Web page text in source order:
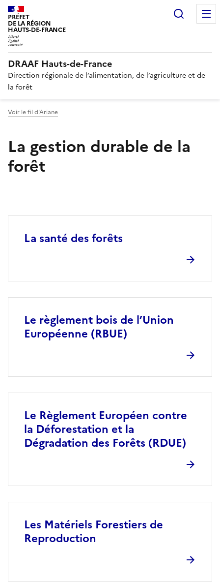
PRÉFET
DE LA RÉGION
HAUTS-DE-FRANCE
DRAAF Hauts-de-France
Direction régionale de l’alimentation, de l’agriculture et de
la forêt
Voir le fil d'Ariane
La gestion durable de la
forêt
La santé des forêts
Le règlement bois de l’Union
Européenne (RBUE)
Le Règlement Européen contre
la Déforestation et la
Dégradation des Forêts (RDUE)
Les Matériels Forestiers de
Reproduction